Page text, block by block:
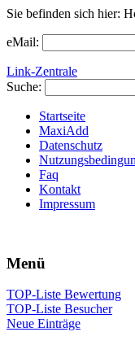
Sie befinden sich hier:
eMail:
Link-Zentrale
Suche:
Startseite
MaxiAdd
Datenschutz
Faq
Kontakt
Impressum
Menü
TOP-Liste Bewertung
TOP-Liste Besucher
Neue Einträge